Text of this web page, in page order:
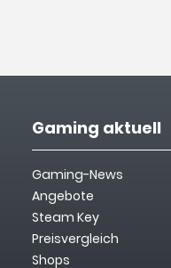
Gaming aktuell
Gaming-News
Angebote
Steam Key
Preisvergleich
Shops